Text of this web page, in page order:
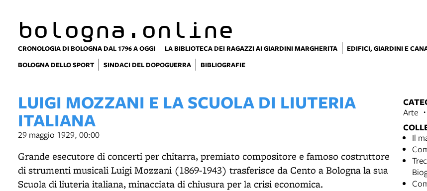
bologna.online
CRONOLOGIA DI BOLOGNA DAL 1796 A OGGI LA BIBLIOTECA DEI RAGAZZI AI GIARDINI MARGHERITA EDIFICI, GIARDINI E
BOLOGNA DELLO SPORT
SINDACI DEL DOPOGUERRA BIBLIOGRAFIE
LUIGI MOZZANI E LA SCUOLA DI LIUTERIA
ITALIANA
29 maggio 1929, 00:00
Grande esecutore di concerti per chitarra, premiato compositore e famoso costruttore
di strumenti musicali Luigi Mozzani (1869-1943) trasferisce da Cento a Bologna la sua
Scuola di liuteria italiana, minacciata di chiusura per la crisi economica.
Arte
Il